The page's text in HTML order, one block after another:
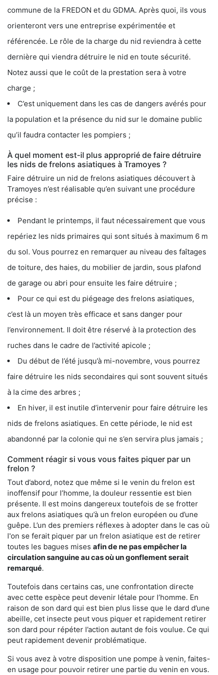
commune de la FREDON et du GDMA. Après quoi, ils vous
orienteront vers une entreprise expérimentée et
référencée. Le rôle de la charge du nid reviendra à cette
dernière qui viendra détruire le nid en toute sécurité.
Notez aussi que le coût de la prestation sera à votre
charge ;
C’est uniquement dans les cas de dangers avérés pour
la population et la présence du nid sur le domaine public
qu’il faudra contacter les pompiers ;
À quel moment est-il plus approprié de faire détruire
les nids de frelons asiatiques à Tramoyes ?
Faire détruire un nid de frelons asiatiques découvert à
Tramoyes n’est réalisable qu’en suivant une procédure
précise :
Pendant le printemps, il faut nécessairement que vous
repériez les nids primaires qui sont situés à maximum 6 m
du sol. Vous pourrez en remarquer au niveau des faîtages
de toiture, des haies, du mobilier de jardin, sous plafond
de garage ou abri pour ensuite les faire détruire ;
Pour ce qui est du piégeage des frelons asiatiques,
c’est là un moyen très efficace et sans danger pour
l’environnement. Il doit être réservé à la protection des
ruches dans le cadre de l’activité apicole ;
Du début de l’été jusqu’à mi-novembre, vous pourrez
faire détruire les nids secondaires qui sont souvent situés
à la cime des arbres ;
En hiver, il est inutile d’intervenir pour faire détruire les
nids de frelons asiatiques. En cette période, le nid est
abandonné par la colonie qui ne s’en servira plus jamais ;
Comment réagir si vous vous faites piquer par un
frelon ?
Tout d’abord, notez que même si le venin du frelon est
inoffensif pour l’homme, la douleur ressentie est bien
présente. Il est moins dangereux toutefois de se frotter
aux frelons asiatiques qu’à un frelon européen ou d’une
guêpe. L’un des premiers réflexes à adopter dans le cas où
l'on se ferait piquer par un frelon asiatique est de retirer
toutes les bagues mises afin de ne pas empêcher la
circulation sanguine au cas où un gonflement serait
remarqué.
Toutefois dans certains cas, une confrontation directe
avec cette espèce peut devenir létale pour l’homme. En
raison de son dard qui est bien plus lisse que le dard d’une
abeille, cet insecte peut vous piquer et rapidement retirer
son dard pour répéter l’action autant de fois voulue. Ce qui
peut rapidement devenir problématique.
Si vous avez à votre disposition une pompe à venin, faites-
en usage pour pouvoir retirer une partie du venin en vous.